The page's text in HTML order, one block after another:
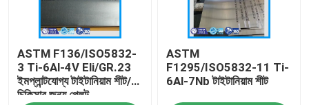
ASTM F136/ISO5832-
3 Ti-6Al-4V Eli/GR.23
ইমপ্লান্টযোগ্য টাইটানিয়াম শীট/
চিকিত্সার জন্য প্লেট
ASTM
F1295/ISO5832-11 Ti-
6Al-7Nb টাইটানিয়াম শীট